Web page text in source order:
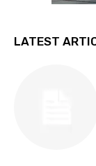
LATEST